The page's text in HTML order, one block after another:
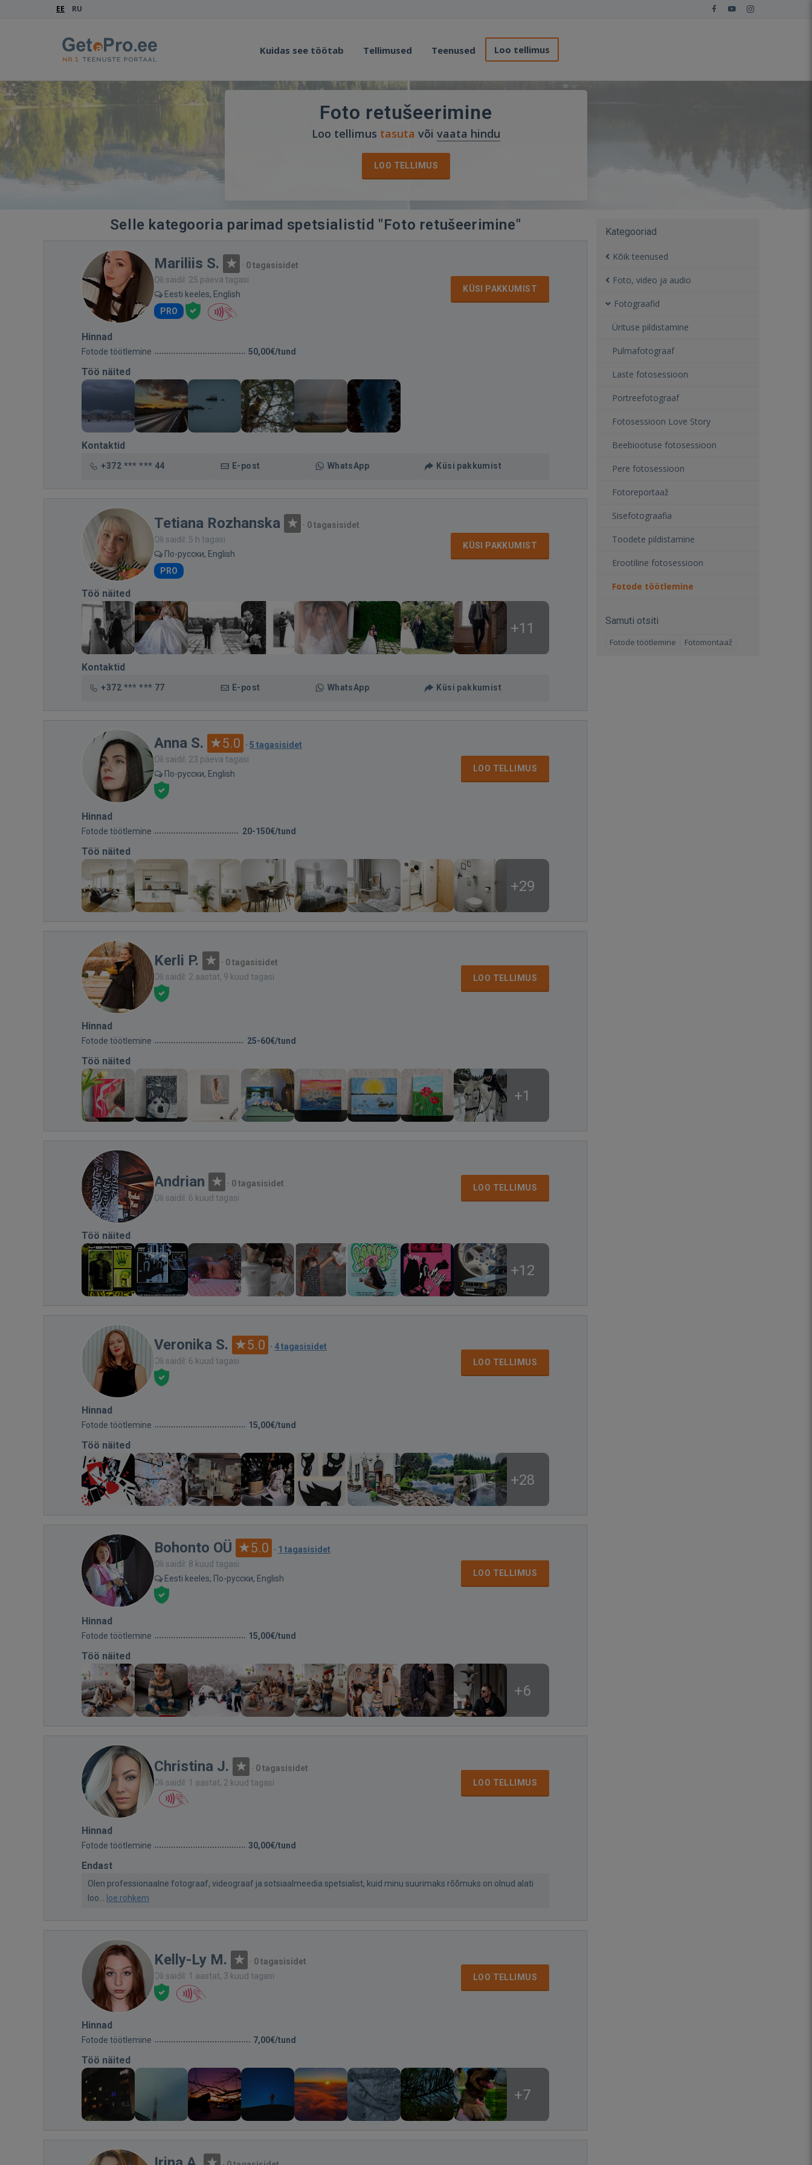
EE RU
Kuidas see töötab Tellimused Teenused Loo tellimus
Foto retušeerimine
Loo tellimus tasuta või vaata hindu
LOO TELLIMUS
Selle kategooria parimad spetsialistid "Foto retušeerimine"
Mariliis S. · 0 tagasisidet
Oli saidil: 25 päeva tagasi
Eesti keeles, English
PRO
KÜSI PAKKUMIST
Hinnad
Fotode töötlemine 50,00€/tund
Töö näited
Kontaktid
+372 *** *** 44 E-post WhatsApp Küsi pakkumist
Tetiana Rozhanska · 0 tagasisidet
Oli saidil: 5 h tagasi
По-русски, English
PRO
KÜSI PAKKUMIST
Töö näited
+11
Kontaktid
+372 *** *** 77 E-post WhatsApp Küsi pakkumist
Anna S. 5.0 · 5 tagasisidet
Oli saidil: 23 päeva tagasi
По-русски, English
LOO TELLIMUS
Hinnad
Fotode töötlemine 20-150€/tund
Töö näited
+29
Kerli P. · 0 tagasisidet
Oli saidil: 2 aastat, 9 kuud tagasi
LOO TELLIMUS
Hinnad
Fotode töötlemine 25-60€/tund
Töö näited
+1
Andrian · 0 tagasisidet
Oli saidil: 6 kuud tagasi
LOO TELLIMUS
Töö näited
+12
Veronika S. 5.0 · 4 tagasisidet
Oli saidil: 6 kuud tagasi
LOO TELLIMUS
Hinnad
Fotode töötlemine 15,00€/tund
Töö näited
+28
Bohonto OÜ 5.0 · 1 tagasisidet
Oli saidil: 8 kuud tagasi
Eesti keeles, По-русски, English
LOO TELLIMUS
Hinnad
Fotode töötlemine 15,00€/tund
Töö näited
+6
Christina J. · 0 tagasisidet
Oli saidil: 1 aastat, 2 kuud tagasi
LOO TELLIMUS
Hinnad
Fotode töötlemine 30,00€/tund
Endast
Olen professionaalne fotograaf, videograaf ja sotsiaalmeedia spetsialist, kuid minu suurimaks rõõmuks on olnud alati
loo...
loe rohkem
Kelly-Ly M. · 0 tagasisidet
Oli saidil: 1 aastat, 3 kuud tagasi
LOO TELLIMUS
Hinnad
Fotode töötlemine 7,00€/tund
Töö näited
+7
Kategooriad
Kõik teenused
Foto, video ja audio
Fotograafid
Ürituse pildistamine
Pulmafotograaf
Laste fotosessioon
Portreefotograaf
Fotosessioon Love Story
Beebiootuse fotosessioon
Pere fotosessioon
Fotoreportaaž
Sisefotograafia
Toodete pildistamine
Erootiline fotosessioon
Fotode töötlemine
Samuti otsiti
Fotode töötlemine Fotomontaaž